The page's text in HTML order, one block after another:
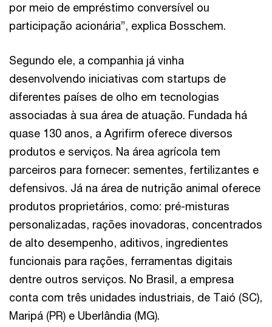
por meio de empréstimo conversível ou
participação acionária”, explica Bosschem.
Segundo ele, a companhia já vinha
desenvolvendo iniciativas com startups de
diferentes países de olho em tecnologias
associadas à sua área de atuação. Fundada há
quase 130 anos, a Agrifirm oferece diversos
produtos e serviços. Na área agrícola tem
parceiros para fornecer: sementes, fertilizantes e
defensivos. Já na área de nutrição animal oferece
produtos proprietários, como: pré-misturas
personalizadas, rações inovadoras, concentrados
de alto desempenho, aditivos, ingredientes
funcionais para rações, ferramentas digitais
dentre outros serviços. No Brasil, a empresa
conta com três unidades industriais, de Taió (SC),
Maripá (PR) e Uberlândia (MG).